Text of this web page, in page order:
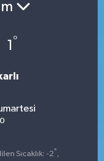
1 °
Sıcaklık: -2° ,